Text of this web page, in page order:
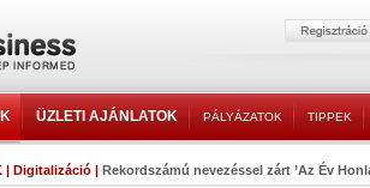
ÜZLETI AJÁNLATOK PÁLYÁZATOK TIPPEK
| Digitalizáció | Rekordszámú nevezéssel zárt ’Az Év